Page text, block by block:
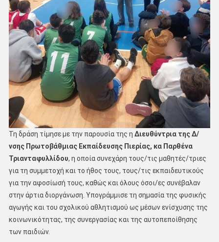
Τη δράση τίμησε με την παρουσία της η Διευθύντρια της Δ/
νσης Πρωτοβάθμιας Εκπαίδευσης Πιερίας, κα Παρθένα
Τριανταφυλλίδου, η οποία συνεχάρη τους/τις μαθητές/τριες
για τη συμμετοχή και το ήθος τους, τους/τις εκπαιδευτικούς
για την αφοσίωσή τους, καθώς και όλους όσοι/ες συνέβαλαν
στην άρτια διοργάνωση. Υπογράμμισε τη σημασία της φυσικής
αγωγής και του σχολικού αθλητισμού ως μέσων ενίσχυσης της
κοινωνικότητας, της συνεργασίας και της αυτοπεποίθησης
των παιδιών.